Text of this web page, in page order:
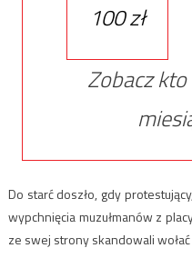
100 zł
Zobacz
Do starć doszło, gdy
wypchnięcia muzułmanów z
ze swej strony skandowali wołać